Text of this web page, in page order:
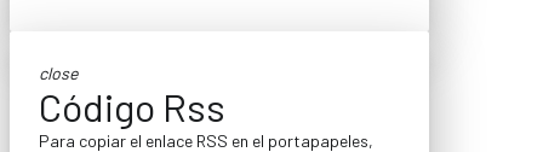
close
Código Rss
Para copiar el enlace RSS en el portapapeles,